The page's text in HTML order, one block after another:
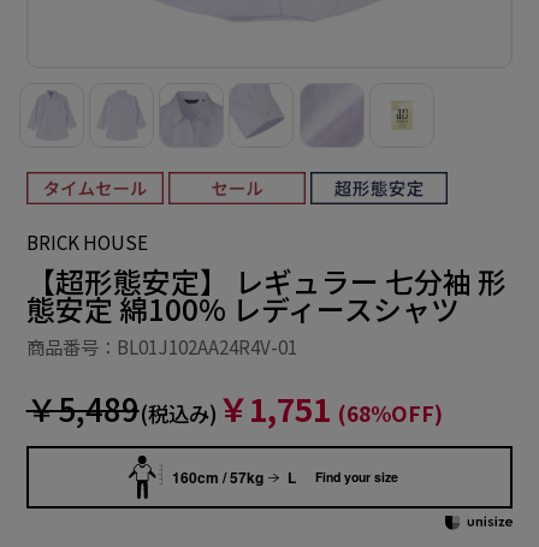
BRICK HOUSE
【超形態安定】 レギュラー 七分袖 形
態安定 綿100% レディースシャツ
商品番号：BL01J102AA24R4V-01
￥5,489(税込み) ￥1,751 (68%OFF)
160cm / 57kg L Find your size